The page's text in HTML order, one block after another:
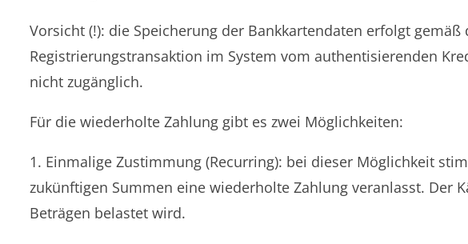
Vorsicht (!): die Speicherung der Bankkartendaten erfolgt
Registrierungstransaktion im System vom authentisierenden
nicht zugänglich.
Für die wiederholte Zahlung gibt es zwei Möglichkeiten:
1. Einmalige Zustimmung (Recurring): bei dieser Möglichkeit
zukünftigen Summen eine wiederholte Zahlung veranlasst. Der
Beträgen belastet wird.